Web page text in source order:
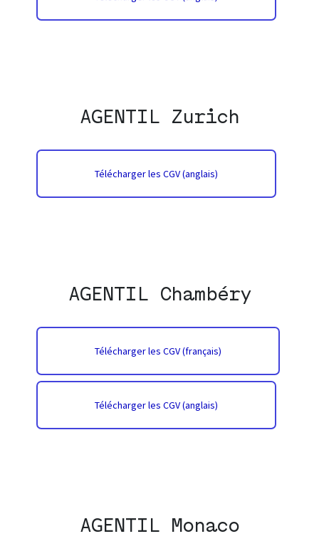
AGENTIL Zurich
Télécharger les CGV (anglais)
AGENTIL Chambéry
Télécharger les CGV (français)
Télécharger les CGV (anglais)
AGENTIL Monaco